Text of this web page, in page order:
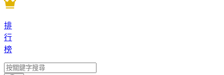
排
行
榜